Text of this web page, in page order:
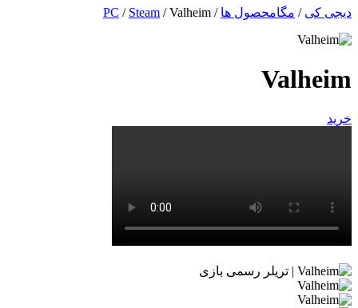
دیجی کی / مگامحصول ها /
PC / Steam /Valheim
Valheim
خرید